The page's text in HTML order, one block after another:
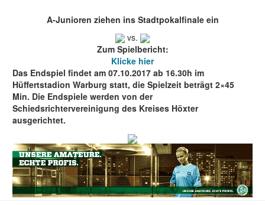
A-Junioren ziehen ins Stadtpokalfinale ein
vs.
Zum Spielbericht:
Klicke hier
Das Endspiel findet am 07.10.2017 ab 16.30h im
Hüffertstadion Warburg statt, die Spielzeit beträgt 2×45
Min. Die Endspiele werden von der
Schiedsrichtervereinigung des Kreises Höxter
ausgerichtet.